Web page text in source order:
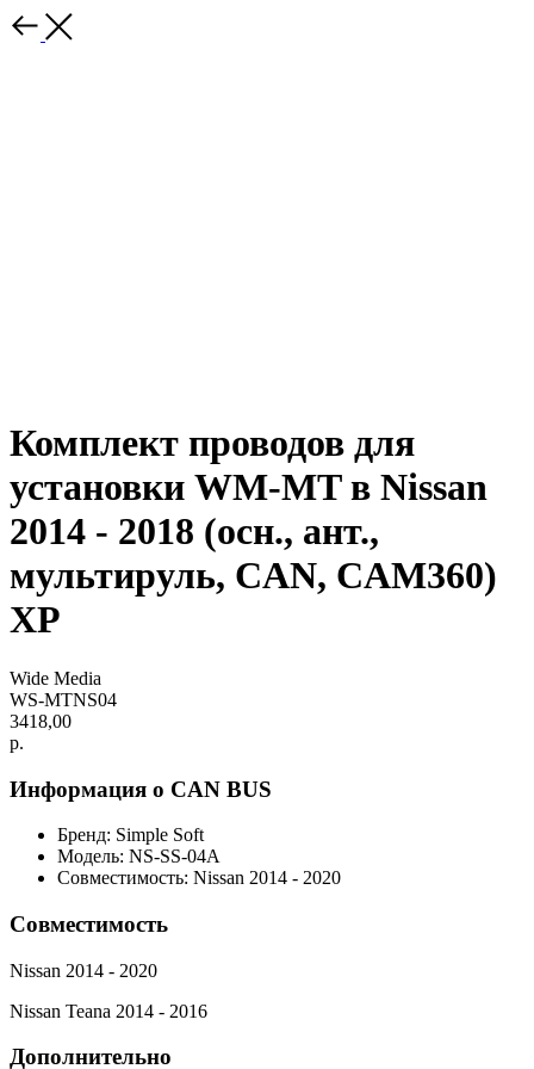
Комплект проводов для
установки WM-MT в Nissan
2014 - 2018 (осн., ант.,
мультируль, CAN, CAM360)
XP
Wide Media
WS-MTNS04
3418,00
р.
Информация о CAN BUS
Бренд: Simple Soft
Модель: NS-SS-04A
Совместимость: Nissan 2014 - 2020
Совместимость
Nissan 2014 - 2020
Nissan Teana 2014 - 2016
Дополнительно